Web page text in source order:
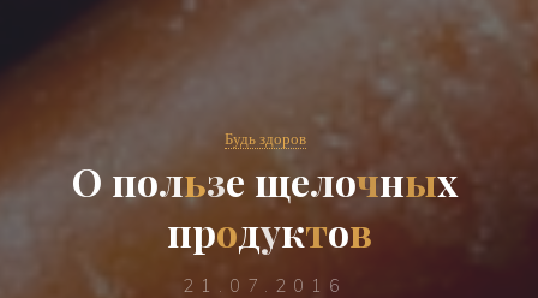
Будь здоров
О пользе щелочных
продуктов
21.07.2016